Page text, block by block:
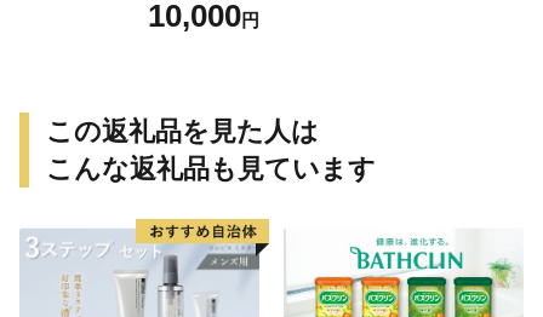
えさ セット 健康 栄養 猫用
10,000円
この返礼品を見た人は
こんな返礼品も見ています